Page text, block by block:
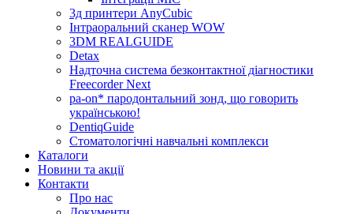
3д принтери AnyCubic
Інтраоральний сканер WOW
3DM REALGUIDE
Detax
Надточна система безконтактної діагностики
Freecorder Next
pa-on* пародонтальний зонд, що говорить
українською!
DentiqGuide
Стоматологічні навчальні комплекси
Каталоги
Новини та акції
Контакти
Про нас